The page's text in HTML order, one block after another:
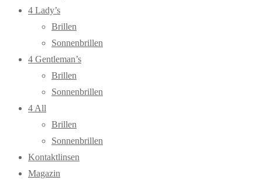
4 Lady’s
Brillen
Sonnenbrillen
4 Gentleman’s
Brillen
Sonnenbrillen
4 All
Brillen
Sonnenbrillen
Kontaktlinsen
Magazin